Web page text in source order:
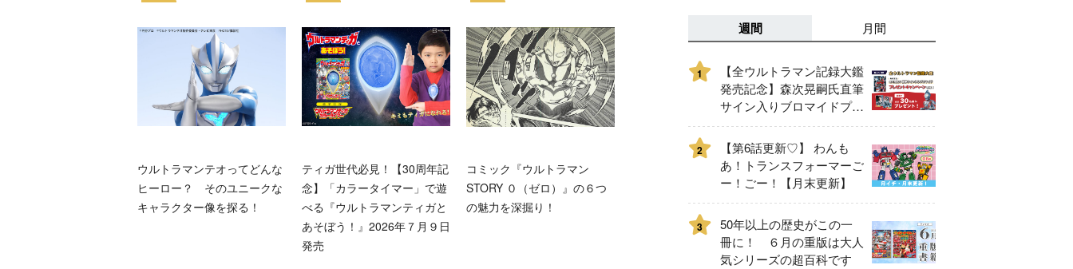
ウルトラマンテオってどんな
ヒーロー？ そのユニークな
キャラクター像を探る！
ティガ世代必見！【30周年記
念】「カラータイマー」で遊
べる『ウルトラマンティガと
あそぼう！』2026年７月９日
発売
コミック『ウルトラマン
STORY ０（ゼロ）』の６つ
の魅力を深掘り！
週間 月間
1
【全ウルトラマン記録大鑑
発売記念】森次晃嗣氏直筆
サイン入りブロマイドプレ
ゼントキャンペーン開催！
2
【第6話更新♡】 わんも
あ！トランスフォーマーご
ー！ごー！【月末更新】
3
50年以上の歴史がこの一
冊に！ ６月の重版は大人
気シリーズの超百科です